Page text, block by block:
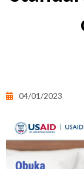
04/01/2023